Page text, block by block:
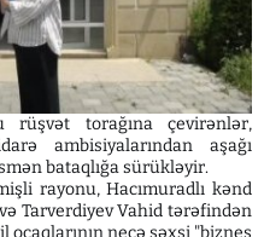
rüşvət torağına çevirənlər,
ambisiyalarından aşağı
bataqlığa sürükləyir.
rayonu, Hacımuradlı kənd
Tarverdiyev Vahid tərəfindən
necə şəxsi "biznes